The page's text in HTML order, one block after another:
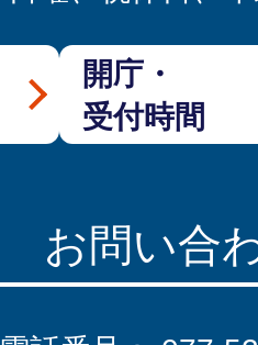
開庁・
受付時間
お問い合